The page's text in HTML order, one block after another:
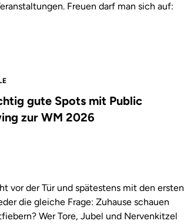
Freuen darf man sich auf:
gute Spots mit Public
zur WM 2026
vor der Tür und spätestens mit den ersten
die gleiche Frage: Zuhause schauen
Wer Tore, Jubel und Nervenkitzel